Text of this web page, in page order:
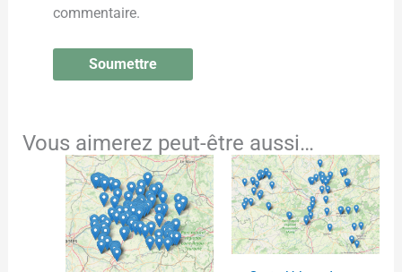
commentaire.
Vous aimerez peut-être aussi…